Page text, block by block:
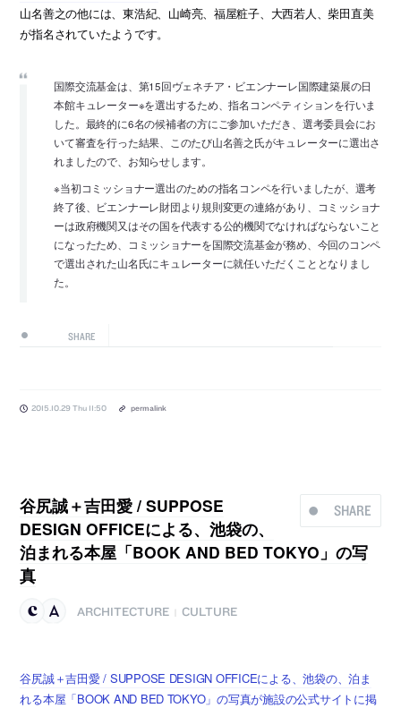
山名善之の他には、東浩紀、山崎亮、福屋粧子、大西若人、柴田直美
が指名されていたようです。
国際交流基金は、第15回ヴェネチア・ビエンナーレ国際建築展の日
本館キュレーター※を選出するため、指名コンペティションを行いま
した。最終的に6名の候補者の方にご参加いただき、選考委員会にお
いて審査を行った結果、このたび山名善之氏がキュレーターに選出さ
れましたので、お知らせします。
※当初コミッショナー選出のための指名コンペを行いましたが、選考
終了後、ビエンナーレ財団より規則変更の連絡があり、コミッショナ
ーは政府機関又はその国を代表する公的機関でなければならないこと
になったため、コミッショナーを国際交流基金が務め、今回のコンペ
で選出された山名氏にキュレーターに就任いただくこととなりまし
た。
SHARE
2015.10.29 Thu 11:50 permalink
SHARE
谷尻誠＋吉田愛 / SUPPOSE
DESIGN OFFICEによる、池袋の、
泊まれる本屋「BOOK AND BED TOKYO」の写
真
ARCHITECTURE CULTURE
谷尻誠＋吉田愛 / SUPPOSE DESIGN OFFICEによる、池袋の、泊ま
れる本屋「BOOK AND BED TOKYO」の写真が施設の公式サイトに掲